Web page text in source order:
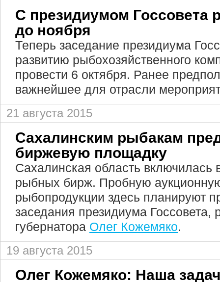
С президиумом Госсовета
до ноября
Теперь заседание президиума
развитию рыбохозяйственного
провести 6 октября. Ранее
важнейшее для отрасли
21 августа 2015
Сахалинским рыбакам
биржевую площадку
Сахалинская область включилась
рыбных бирж. Пробную
рыбопродукции здесь планируют
заседания президиума Госсовета,
губернатора Олег Кожемяко.
19 августа 2015
Олег Кожемяко: Наша